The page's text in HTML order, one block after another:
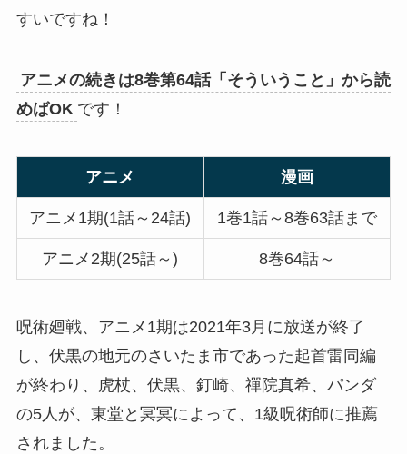
すいですね！
アニメの続きは8巻第64話「そういうこと」から読
めばOK です！
アニメ 漫画
アニメ1期(1話～24話) 1巻1話～8巻63話まで
アニメ2期(25話～) 8巻64話～
呪術廻戦、アニメ1期は2021年3月に放送が終了
し、伏黒の地元のさいたま市であった起首雷同編
が終わり、虎杖、伏黒、釘崎、禪院真希、パンダ
の5人が、東堂と冥冥によって、1級呪術師に推薦
されました。